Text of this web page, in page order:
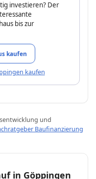
investieren? Der
bis zur
kaufen
kaufen
und
Baufinanzierung
in Göppingen